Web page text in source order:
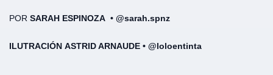
POR SARAH ESPINOZA • @sarah.spnz
ILUTRACIÓN ASTRID ARNAUDE • @loloentinta